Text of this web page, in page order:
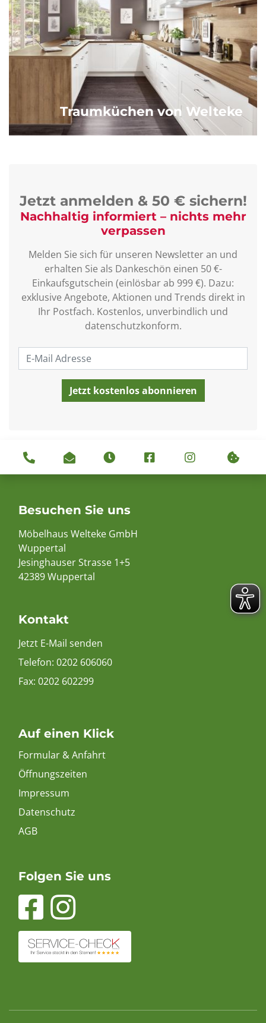
Traumküchen von Welteke
Jetzt anmelden & 50 € sichern!
Nachhaltig informiert – nichts mehr
verpassen
Melden Sie sich für unseren Newsletter an und
erhalten Sie als Dankeschön einen 50 €-
Einkaufsgutschein (einlösbar ab 999 €). Dazu:
exklusive Angebote, Aktionen und Trends direkt in
Ihr Postfach. Kostenlos, unverbindlich und
datenschutzkonform.
Besuchen Sie uns
Möbelhaus Welteke GmbH
Wuppertal
Jesinghauser Strasse 1+5
42389 Wuppertal
Kontakt
Jetzt E-Mail senden
Telefon: 0202 606060
Fax: 0202 602299
Auf einen Klick
Formular & Anfahrt
Öffnungszeiten
Impressum
Datenschutz
AGB
Folgen Sie uns